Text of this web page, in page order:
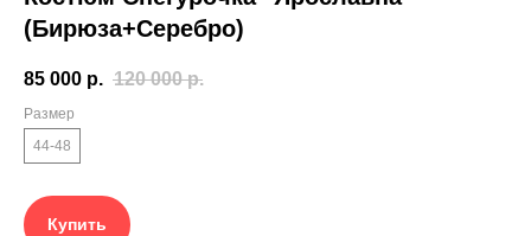
(Бирюза+Серебро)
85 000 р. 120 000 р.
Размер
44-48
Купить